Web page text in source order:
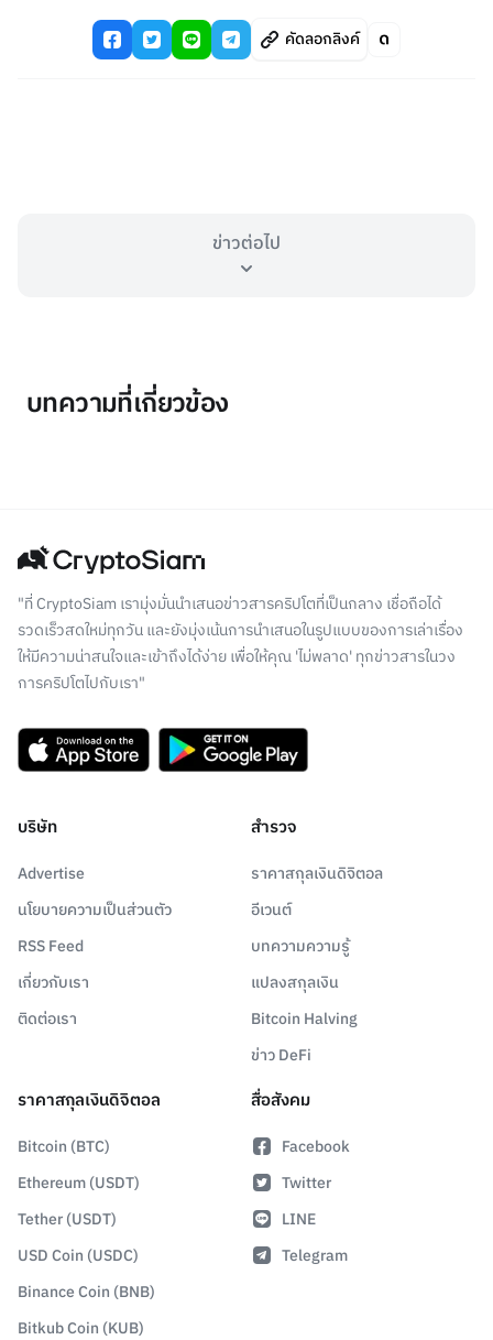
คัดลอกลิงค์
ข่าวต่อไป
บทความที่เกี่ยวข้อง
"ที่ CryptoSiam เรามุ่งมั่นนำเสนอข่าวสารคริปโตที่เป็นกลาง เชื่อถือได้
รวดเร็วสดใหม่ทุกวัน และยังมุ่งเน้นการนำเสนอในรูปแบบของการเล่าเรื่อง
ให้มีความน่าสนใจและเข้าถึงได้ง่าย เพื่อให้คุณ 'ไม่พลาด' ทุกข่าวสารในวง
การคริปโตไปกับเรา"
บริษัท
Advertise
นโยบายความเป็นส่วนตัว
RSS Feed
เกี่ยวกับเรา
ติดต่อเรา
สำรวจ
ราคาสกุลเงินดิจิตอล
อีเวนต์
บทความความรู้
แปลงสกุลเงิน
Bitcoin Halving
ข่าว DeFi
ราคาสกุลเงินดิจิตอล
Bitcoin (BTC)
Ethereum (USDT)
Tether (USDT)
USD Coin (USDC)
Binance Coin (BNB)
Bitkub Coin (KUB)
สื่อสังคม
Facebook
Twitter
LINE
Telegram